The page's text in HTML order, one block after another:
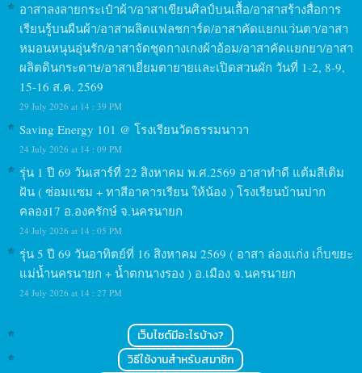
อาสาลงลายกระเป๋าผ้า/อาสาเขียนศิลป์บนเสื้อ/อาสาสร้างสื่อการ
เรียนรู้บนผืนผ้า/อาสาผลิตแฟลชการ์ด/อาสาคัดแยกแว่นตา/อาสา
หมอนหนุนอุ่นรัก/อาสาจัดชุดกางเกงผ้าอ้อม/อาสาคัดแยกยา/อาสา
ผลิตดินกระดาษ/อาสาเยี่ยมตายายและเปิดสวนผัก วันที่ 1-2, 8-9,
15-16 ส.ค. 2569
29 July 2026 at 14 : 39 PM
Saving Energy 101 @ โรงเรียนวัดธรรมนาวา
24 July 2026 at 14 : 09 PM
รุ่น 1 ปี 69 วันเสาร์ที่ 22 สิงหาคม พ.ศ.2569 อาสาทำดี แต้มสีเติม
ฝัน ( ซ่อมแซม + ทาสีอาคารเรียน ให้น้อง ) โรงเรียนบ้านปาก
คลอง17 อ.องครักษ์ จ.นครนายก
24 July 2026 at 14 : 05 PM
รุ่น 5 ปี 69 วันอาทิตย์ที่ 16 สิงหาคม 2569 ( อาสา ล่องแก่ง เก็บขยะ
แม่น้ำนครนายก + น้ำตกนางรอง ) อ.เมือง จ.นครนายก
24 July 2026 at 14 : 27 PM
เว็บไซต์มีอะไรบ้าง?
วิธีใช้งานสำหรับสมาชิก